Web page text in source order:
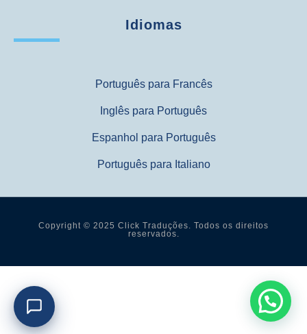
Idiomas
Português para Francês
Inglês para Português
Espanhol para Português
Português para Italiano
Copyright © 2025 Click Traduções. Todos os direitos
reservados.